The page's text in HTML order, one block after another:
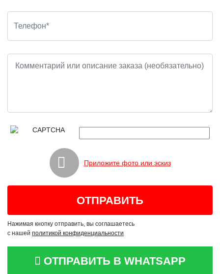
Приложите фото или эскиз
Нажимая кнопку отправить, вы соглашаетесь
с нашей политикой конфиденциальности
ОТПРАВИТЬ В WHATSAPP